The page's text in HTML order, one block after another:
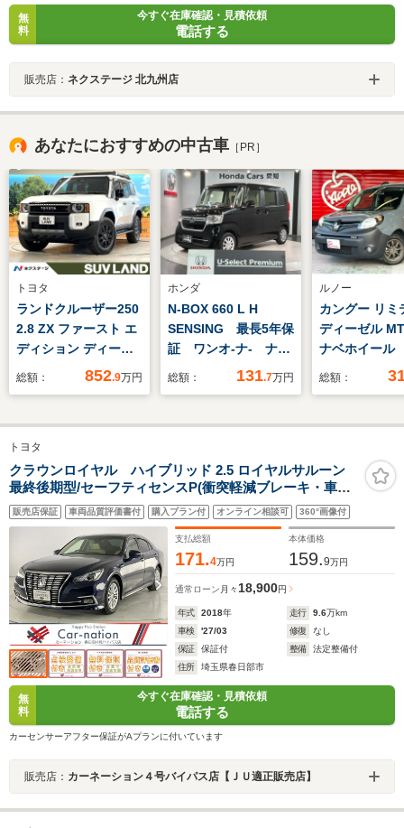
無
料
今すぐ在庫確認・見積依頼
電話する
販売店： ネクステージ 北九州店
あなたにおすすめの中古車 ［PR］
トヨタ
ランドクルーザー250
2.8 ZX ファースト エ
ディション ディーゼ
ルターボ 4WD 4WD
12.3型ナビ JBLサウ
ンド 全周囲カメラ
衝突軽減 レーダーク
ルーズ 本革シート
前中席シートエアコ
ン パワーシート 電
動バックドア ETC
ドラレコ
総額： 852.9万円
ホンダ
N-BOX 660 L H
SENSING 最長5年保
証 ワンオ-ナ- ナビ
VXM-224VFi TV R
トヒ-タ-ETC LEDラ
スマ-トキ- スペア
キ-
総額： 131.7万円
ルノー
カングー リミ
ディーゼル
ナベホイー
6速MT 社外
SD FM AM
ロアマット
ール ETC
ドア オート
フォグランプ
総額：
トヨタ
クラウンロイヤル ハイブリッド 2.5 ロイヤルサルーン
最終後期型/セーフティセンスP(衝突軽減ブレーキ・車線
逸脱警報・レーダークルコン・ATハイビーム)/LEDヘッド
ランプ/前席パワーシート/TコネクトSDナビ(ブルーレイ対
応)/ビルトインETC2.0/ドラレコ/バックカメラ
販売店保証 車両品質評価書付 購入プラン付 オンライン相談可 360°画像付
支払総額
171.4万円
本体価格
159.9万円
通常ローン 月々 18,900円
年式 2018年 走行 9.6万km
車検
'27/03 修復
なし
保証
保証付 整備
法定整備付
住所
埼玉県春日部市
無
料
今すぐ在庫確認・見積依頼
電話する
カーセンサーアフター保証がAプランに付いています
販売店： カーネーション４号バイパス店【ＪＵ適正販売店】